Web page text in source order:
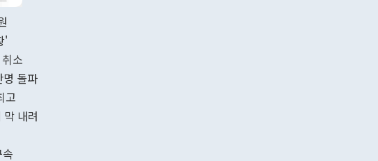
무너졌다고도 했다. 또 "현 시점에서 흘러간 선(先)비핵화만 되뇌는 것은
함께 4자 대화의 동력을 확보하기 위해 최선을 다할 것"이라고 말했다. 하
며 월간 기준 처음으로 1000억달러를 넘어섰다. 상품수입은 644억8000만
196.9% 급증했고 컴퓨터·주변기기(SSD)는 282.7% 증가했다. IT 품목
수출은 160.4% 늘었으며 비IT 품목도 ▲석유제품(47.5%) ▲화공품
'
소
돌파
고
내려